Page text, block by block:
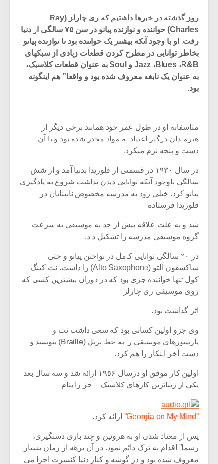
روز گذشته در خبرها داشتیم که ری چارلز (Ray
Charles) خواننده و نوازنده پیانو در سن ۷۵ سالگی از دنیا
رفت. او با وجود آنکه بیشتر یک خواننده بود تا نوازنده پیانو
بخاطر توانایی در مطرح کردن قطعات زیادی از سبکهای
Jazz ،Blues ،R&B و Soul به عنوان قطعات کلاسیک،
به عنوان یک نابغه معروف شده بود و واقعا” هم اینگونه
بود.
متاسفانه او در طول عمر خود همانند برخی دیگر از
هنرمندان درگیر اعتیاد به مواد مخدر شده بود و با آن
دست و پنجه نرم میکرد.
در سال ۱۹۳۰ در قسمتی از فلوریدا بدنیا آمد و از شش
سالگی باوجود آنکه توانایی دیدن نداشت شروع به یادگیری
پیانو کرد. خیلی زود به مدرسه مخصوص نابینایان در
فلوریدا فرستاده
شد و به علت علاقه بیش از حد به موسیقی به سرعت
گروه موسیقی مدرسه را تشکیل داد.
در ۲۰ سالگی توانایی کامل در نواختن پیانو و حتی
ساکسفون آلتو (Alto Saxophone) را داشت. نت کینگ
کول تنها خواننده جزی بود که در دوران بیشترین کسی که
روی موسیقی ری چارلز
اثر گذاشت بود.
وی جزو اولین کسانی بود که سعی داشت نت و
پارتیتورهای موسیقی را به خط بریل (Braille) بنویسد و
دست آخر اینکار را هم کرد.
اولین کار موفق او درسال ۱۹۵۶ ارائه شد و سه سال بعد
یکی از زیباترین کارهای کلاسیک – جز را بنام
“Georgia on My Mind” ارائه کرد.
پس از معتاد شدن او به هروئین و چند باری دستگیری،
رسما” اقدام به ترک دائم نمود. در آن برهه از زمان بسیار
معروف شده بود و در گوشه و کنار دنیا کنسرت اجرا می
میکلوش روژا
اگر نمی توانی
بدنام ترین باش